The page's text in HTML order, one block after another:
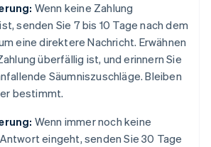
Wenn keine Zahlung
senden Sie 7 bis 10 Tage nach dem
eine direktere Nachricht. Erwähnen
überfällig ist, und erinnern Sie
Säumniszuschläge. Bleiben
bestimmt.
Wenn immer noch keine
eingeht, senden Sie 30 Tage